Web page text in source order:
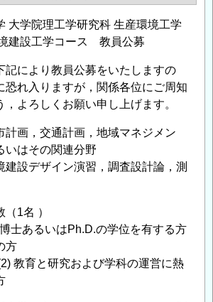
大学院理工学研究科 生産環境工学
建設工学コース 教員公募
記により教員公募をいたしますの
恐れ入りますが，関係各位にご周知
，よろしくお願い申し上げます。
計画，交通計画，地域マネジメン
いはその関連分野
建設デザイン演習，調査設計論，測
（1名 ）
博士あるいはPh.D.の学位を有する方
方
究および学科の運営に熱